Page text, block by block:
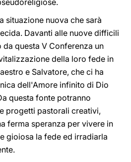
situazione nuova che sarà
Davanti alle nuove difficili
questa V Conferenza un
della loro fede in
e Salvatore, che ci ha
dell'Amore infinito di Dio
questa fonte potranno
progetti pastorali creativi,
ferma speranza per vivere in
gioiosa la fede ed irradiarla